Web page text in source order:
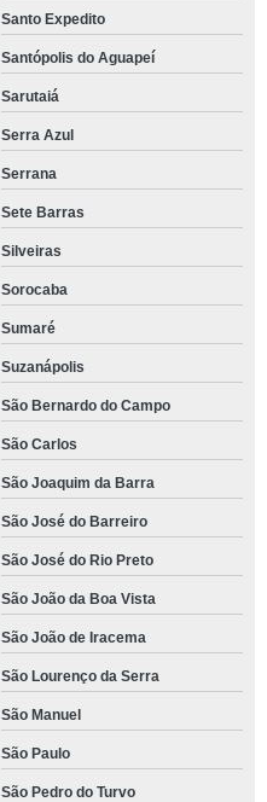
Santo Expedito
Santópolis do Aguapeí
Sarutaiá
Serra Azul
Serrana
Sete Barras
Silveiras
Sorocaba
Sumaré
Suzanápolis
São Bernardo do Campo
São Carlos
São Joaquim da Barra
São José do Barreiro
São José do Rio Preto
São João da Boa Vista
São João de Iracema
São Lourenço da Serra
São Manuel
São Paulo
São Pedro do Turvo